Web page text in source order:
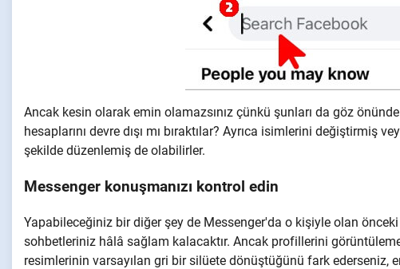
Ancak kesin olarak emin olamazsınız çünkü şunları da göz
hesaplarını devre dışı mı bıraktılar? Ayrıca isimlerini değiştirmiş
şekilde düzenlemiş de olabilirler.
Messenger konuşmanızı kontrol edin
Yapabileceğiniz bir diğer şey de Messenger'da o kişiyle olan
sohbetleriniz hâlâ sağlam kalacaktır. Ancak profillerini
resimlerinin varsayılan gri bir silüete dönüştüğünü fark ederseniz,